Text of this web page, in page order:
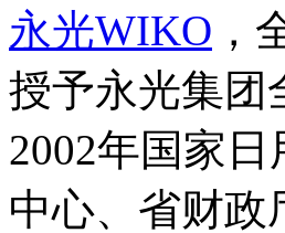
永光WIKO ，
授予永光集团
2002年国家
中心、省财政